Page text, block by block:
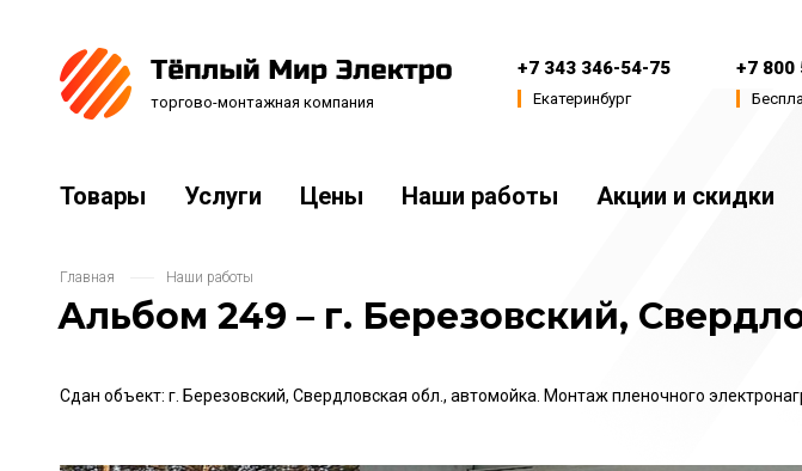
торгово-монтажная компания
+7 343 346-54-75
Екатеринбург
+7 800
Товары Услуги Цены Наши работы Акции и скидки
Главная Наши работы
Альбом 249 – г. Березовский,
Сдан объект: г. Березовский, Свердловская обл., автомойка. Монтаж пленочного